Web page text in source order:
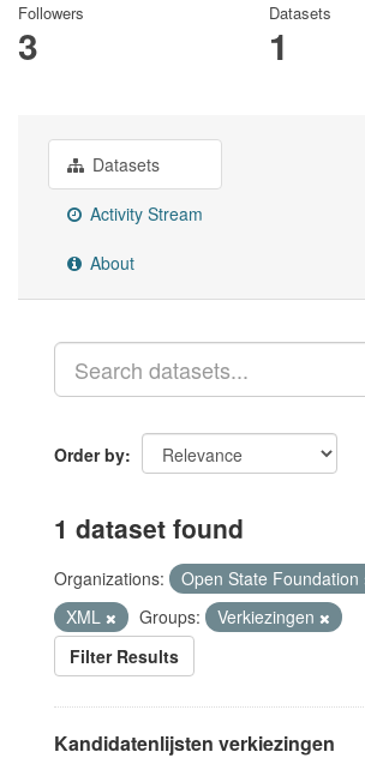
Followers
3
Datasets
1
Datasets
Activity Stream
About
Order by
1 dataset found
Organizations: Open State Foundation
XML
Groups:
Verkiezingen
Filter Results
Kandidatenlijsten verkiezingen